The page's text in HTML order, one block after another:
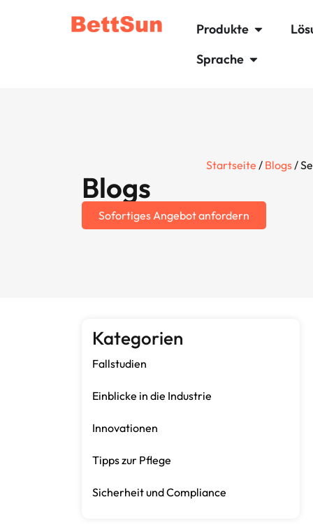
Produkte
Sprache
Startseite / Blogs/
Blogs
Sofortiges Angebot anfordern
Kategorien
Fallstudien
Einblicke in die Industrie
Innovationen
Tipps zur Pflege
Sicherheit und Compliance